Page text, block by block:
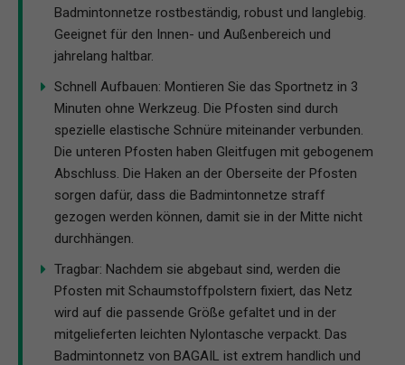
Badmintonnetze rostbeständig, robust und langlebig.
Geeignet für den Innen- und Außenbereich und
jahrelang haltbar.
Schnell Aufbauen: Montieren Sie das Sportnetz in 3
Minuten ohne Werkzeug. Die Pfosten sind durch
spezielle elastische Schnüre miteinander verbunden.
Die unteren Pfosten haben Gleitfugen mit gebogenem
Abschluss. Die Haken an der Oberseite der Pfosten
sorgen dafür, dass die Badmintonnetze straff
gezogen werden können, damit sie in der Mitte nicht
durchhängen.
Tragbar: Nachdem sie abgebaut sind, werden die
Pfosten mit Schaumstoffpolstern fixiert, das Netz
wird auf die passende Größe gefaltet und in der
mitgelieferten leichten Nylontasche verpackt. Das
Badmintonnetz von BAGAIL ist extrem handlich und